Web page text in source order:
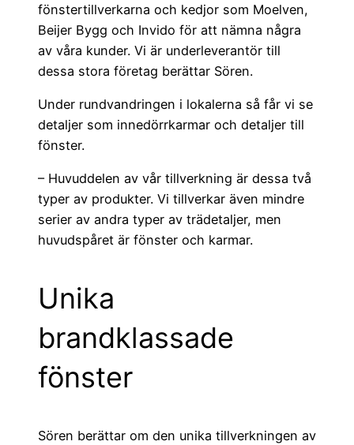
fönstertillverkarna och kedjor som Moelven,
Beijer Bygg och Invido för att nämna några
av våra kunder. Vi är underleverantör till
dessa stora företag berättar Sören.
Under rundvandringen i lokalerna så får vi se
detaljer som innedörrkarmar och detaljer till
fönster.
– Huvuddelen av vår tillverkning är dessa två
typer av produkter. Vi tillverkar även mindre
serier av andra typer av trädetaljer, men
huvudspåret är fönster och karmar.
Unika
brandklassade
fönster
Sören berättar om den unika tillverkningen av